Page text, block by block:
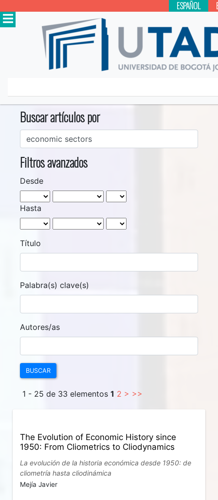
ESPAÑOL
Buscar artículos por
Filtros avanzados
Desde
Hasta
Título
Palabra(s) clave(s)
Autores/as
BUSCAR
1 - 25 de 33 elementos1 2 > >>
The Evolution of Economic History since
1950: From Cliometrics to Cliodynamics
La evolución de la historia económica desde 1950: de
cliometría hasta cliodinámica
Mejía Javier